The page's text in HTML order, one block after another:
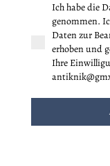
Ich habe die
genommen.
Daten zur
erhoben und
Ihre